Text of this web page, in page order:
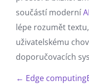
součástí moderníAI
lépe rozumět
uživatelskému
doporučovacích
← Edge computing